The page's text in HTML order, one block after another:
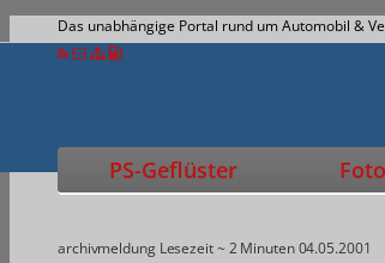
Das unabhängige Portal rund um Automobil &
PS-Geflüster
archivmeldung Lesezeit ~ 2 Minuten04.05.2001